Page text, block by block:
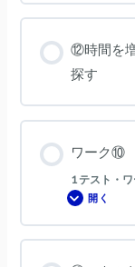
ク
⑨
⑫時間を
探す
ワーク⑩
1 テスト・
開く
ワ
ク
⑩